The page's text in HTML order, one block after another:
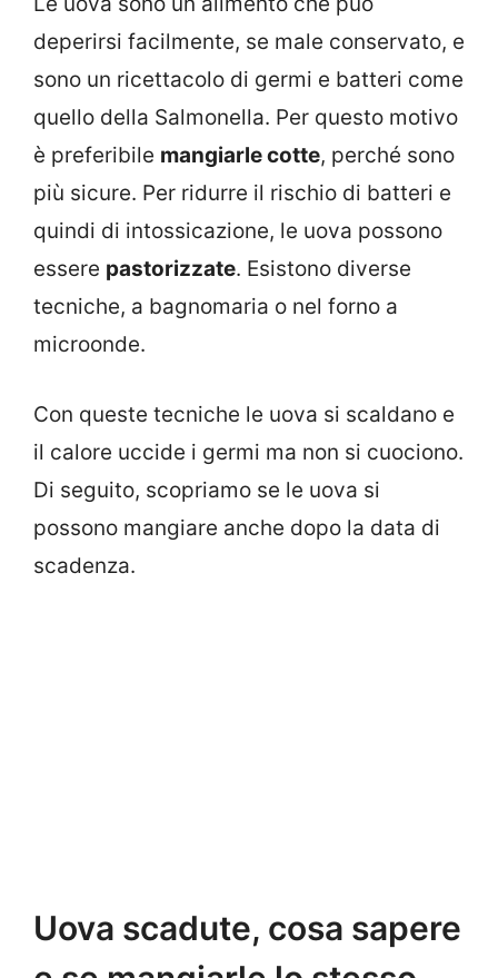
deperirsi facilmente, se male conservato, e
sono un ricettacolo di germi e batteri come
quello della Salmonella. Per questo motivo
è preferibile mangiarle cotte, perché sono
più sicure. Per ridurre il rischio di batteri e
quindi di intossicazione, le uova possono
essere pastorizzate. Esistono diverse
tecniche, a bagnomaria o nel forno a
microonde.
Con queste tecniche le uova si scaldano e
il calore uccide i germi ma non si cuociono.
Di seguito, scopriamo se le uova si
possono mangiare anche dopo la data di
scadenza.
Uova scadute, cosa sapere